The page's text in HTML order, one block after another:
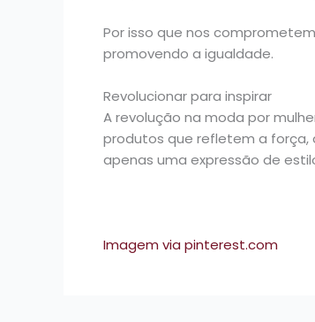
Por isso que nos
promovendo a igualdade.
Revolucionar para inspirar
A revolução na moda por
produtos que refletem a força,
apenas uma expressão de
Imagem via pinterest.com